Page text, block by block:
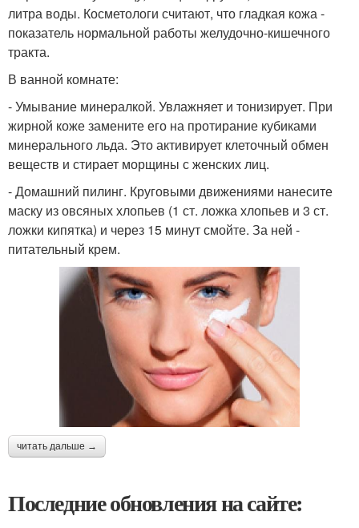
литра воды. Косметологи считают, что гладкая кожа -
показатель нормальной работы желудочно-кишечного
тракта.
В ванной комнате:
- Умывание минералкой. Увлажняет и тонизирует. При
жирной коже замените его на протирание кубиками
минерального льда. Это активирует клеточный обмен
веществ и стирает морщины с женских лиц.
- Домашний пилинг. Круговыми движениями нанесите
маску из овсяных хлопьев (1 ст. ложка хлопьев и 3 ст.
ложки кипятка) и через 15 минут смойте. За ней -
питательный крем.
читать дальше →
Последние обновления на сайте: